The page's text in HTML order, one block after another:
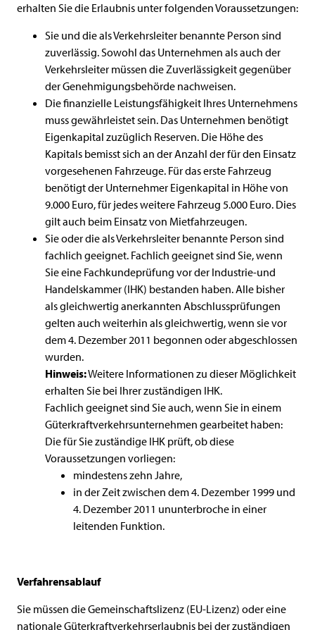
erhalten Sie die Erlaubnis unter folgenden Voraussetzungen:
Sie und die als Verkehrsleiter benannte Person sind
zuverlässig. Sowohl das Unternehmen als auch der
Verkehrsleiter müssen die Zuverlässigkeit gegenüber
der Genehmigungsbehörde nachweisen.
Die finanzielle Leistungsfähigkeit Ihres Unternehmens
muss gewährleistet sein. Das Unternehmen benötigt
Eigenkapital zuzüglich Reserven. Die Höhe des
Kapitals bemisst sich an der Anzahl der für den Einsatz
vorgesehenen Fahrzeuge. Für das erste Fahrzeug
benötigt der Unternehmer Eigenkapital in Höhe von
9.000 Euro, für jedes weitere Fahrzeug 5.000 Euro. Dies
gilt auch beim Einsatz von Mietfahrzeugen.
Sie oder die als Verkehrsleiter benannte Person sind
fachlich geeignet. Fachlich geeignet sind Sie, wenn
Sie eine Fachkundeprüfung vor der Industrie-und
Handelskammer (IHK) bestanden haben. Alle bisher
als gleichwertig anerkannten Abschlussprüfungen
gelten auch weiterhin als gleichwertig, wenn sie vor
dem 4. Dezember 2011 begonnen oder abgeschlossen
wurden.
Hinweis:Weitere Informationen zu dieser Möglichkeit
erhalten Sie bei Ihrer zuständigen IHK.
Fachlich geeignet sind Sie auch, wenn Sie in einem
Güterkraftverkehrsunternehmen gearbeitet haben:
Die für Sie zuständige IHK prüft, ob diese
Voraussetzungen vorliegen:
mindestens zehn Jahre,
in der Zeit zwischen dem 4. Dezember 1999 und
4. Dezember 2011 ununterbroche in einer
leitenden Funktion.
Verfahrensablauf
Sie müssen die Gemeinschaftslizenz (EU-Lizenz) oder eine
nationale Güterkraftverkehrserlaubnis bei der zuständigen